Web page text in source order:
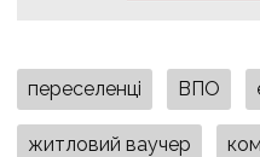
переселенці ВПО
житловий ваучер